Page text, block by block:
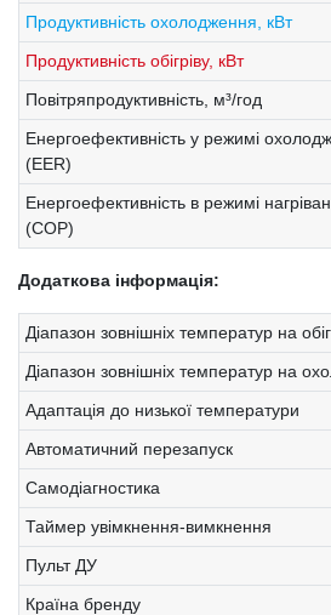
Продуктивність охолодження, кВт
Продуктивність обігріву, кВт
Повітряпродуктивність, м³/год
Енергоефективність у режимі
(EER)
Енергоефективність в режимі
(COP)
Додаткова інформація:
Діапазон зовнішніх температур на
Діапазон зовнішніх температур на
Адаптація до низької температури
Автоматичний перезапуск
Самодіагностика
Таймер увімкнення-вимкнення
Пульт ДУ
Країна бренду